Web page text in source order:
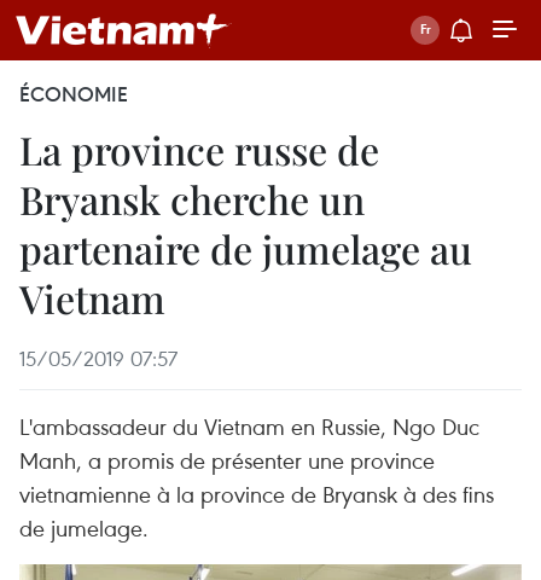
ÉCONOMIE
La province russe de
Bryansk cherche un
partenaire de jumelage au
Vietnam
15/05/2019 07:57
L'ambassadeur du Vietnam en Russie, Ngo Duc
Manh, a promis de présenter une province
vietnamienne à la province de Bryansk à des fins
de jumelage.